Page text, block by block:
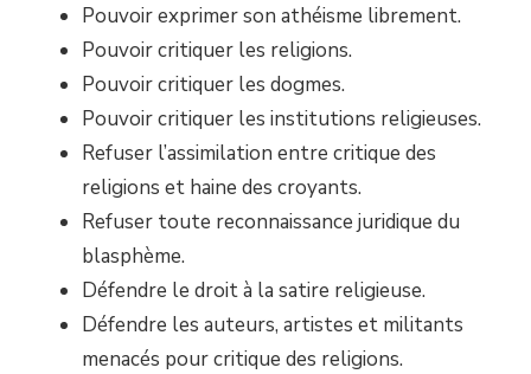
Pouvoir exprimer son athéisme librement.
Pouvoir critiquer les religions.
Pouvoir critiquer les dogmes.
Pouvoir critiquer les institutions religieuses.
Refuser l’assimilation entre critique des
religions et haine des croyants.
Refuser toute reconnaissance juridique du
blasphème.
Défendre le droit à la satire religieuse.
Défendre les auteurs, artistes et militants
menacés pour critique des religions.